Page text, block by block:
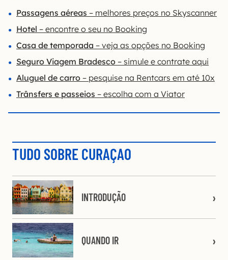
Passagens aéreas – melhores preços no Skyscanner
Hotel – encontre o seu no Booking
Casa de temporada – veja as opções no Booking
Seguro Viagem Bradesco – simule e contrate aqui
Aluguel de carro – pesquise na Rentcars em até 10x
Trânsfers e passeios – escolha com a Viator
TUDO SOBRE CURAÇAO
INTRODUÇÃO
QUANDO IR